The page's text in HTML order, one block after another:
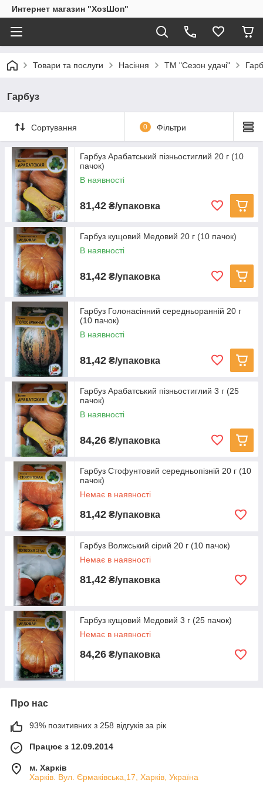
Интернет магазин "ХозШоп"
Товари та послуги Насіння ТМ "Сезон удачі"
Гарбуз
Сортування 0 Фільтри
Гарбуз Арабатський пізньостиглий 20 г (10
пачок)
В наявності
81,42 ₴/упаковка
Гарбуз кущовий Медовий 20 г (10 пачок)
В наявності
81,42 ₴/упаковка
Гарбуз Голонасінний середньоранній 20 г
(10 пачок)
В наявності
81,42 ₴/упаковка
Гарбуз Арабатський пізньостиглий 3 г (25
пачок)
В наявності
84,26 ₴/упаковка
Гарбуз Стофунтовий середньопізній 20 г (10
пачок)
Немає в наявності
81,42 ₴/упаковка
Гарбуз Волжський сірий 20 г (10 пачок)
Немає в наявності
81,42 ₴/упаковка
Гарбуз кущовий Медовий 3 г (25 пачок)
Немає в наявності
84,26 ₴/упаковка
Про нас
93% позитивних з 258 відгуків за рік
Працює з 12.09.2014
м. Харків
Харків. Вул. Єрмаківська,17, Харків, Україна